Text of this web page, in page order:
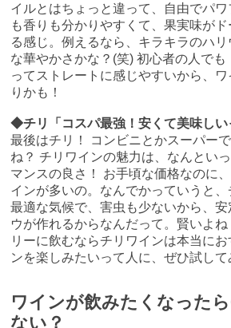
イルとはちょっと違って、自由でパ
も香りも分かりやすくて、果実味がド
る感じ。例えるなら、キラキラのハ
な華やかさかな？(笑) 初心者の人でも
ってストレートに感じやすいから、
りかも！
◆チリ「コスパ最強！安くて美味しい
最後はチリ！ コンビニとかスーパー
ね？ チリワインの魅力は、なんとい
マンスの良さ！ お手頃な価格なのに
インが多いの。なんでかっていうと
最適な気候で、害虫も少ないから、
ウが作れるからなんだって。賢いよね
リーに飲むならチリワインは本当に
ンを楽しみたいって人に、ぜひ試して
ワインが飲みたくなった
ない？